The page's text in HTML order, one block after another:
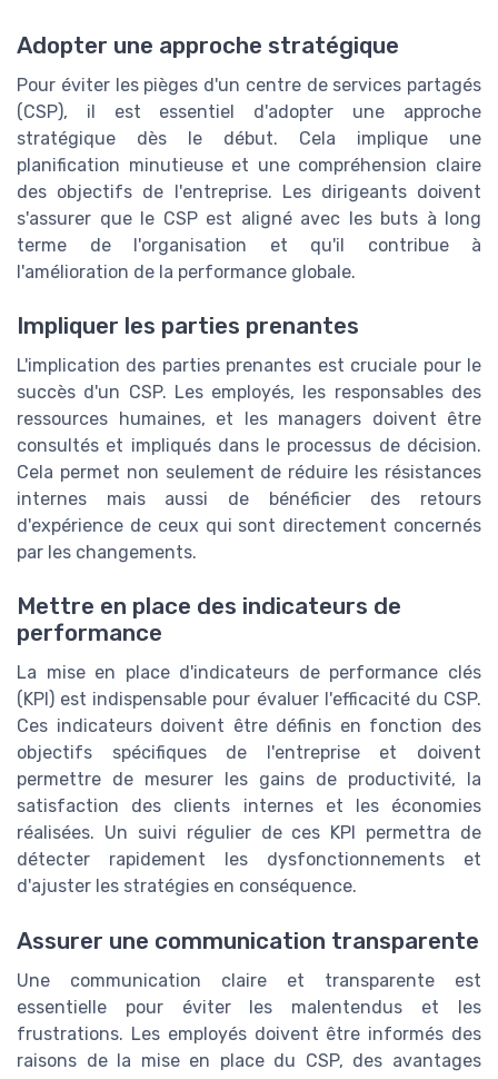
Adopter une approche stratégique
Pour éviter les pièges d'un centre de services partagés
(CSP), il est essentiel d'adopter une approche
stratégique dès le début. Cela implique une
planification minutieuse et une compréhension claire
des objectifs de l'entreprise. Les dirigeants doivent
s'assurer que le CSP est aligné avec les buts à long
terme de l'organisation et qu'il contribue à
l'amélioration de la performance globale.
Impliquer les parties prenantes
L'implication des parties prenantes est cruciale pour le
succès d'un CSP. Les employés, les responsables des
ressources humaines, et les managers doivent être
consultés et impliqués dans le processus de décision.
Cela permet non seulement de réduire les résistances
internes mais aussi de bénéficier des retours
d'expérience de ceux qui sont directement concernés
par les changements.
Mettre en place des indicateurs de
performance
La mise en place d'indicateurs de performance clés
(KPI) est indispensable pour évaluer l'efficacité du CSP.
Ces indicateurs doivent être définis en fonction des
objectifs spécifiques de l'entreprise et doivent
permettre de mesurer les gains de productivité, la
satisfaction des clients internes et les économies
réalisées. Un suivi régulier de ces KPI permettra de
détecter rapidement les dysfonctionnements et
d'ajuster les stratégies en conséquence.
Assurer une communication transparente
Une communication claire et transparente est
essentielle pour éviter les malentendus et les
frustrations. Les employés doivent être informés des
raisons de la mise en place du CSP, des avantages